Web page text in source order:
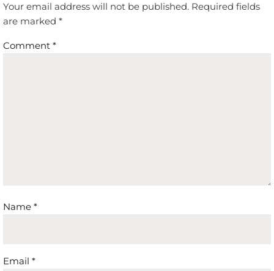
Your email address will not be published. Required fields
are marked *
Comment *
Name *
Email *